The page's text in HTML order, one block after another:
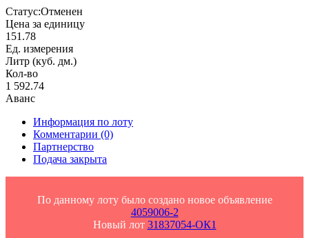
Статус:Отменен
Цена за единицу
151.78
Ед. измерения
Литр (куб. дм.)
Кол-во
1 592.74
Аванс
Информация по лоту
Комментарии (0)
Партнерство
Подача закрыта
По данному лоту было создано новое объявление
4059006-2
Новый лот 31837054-ОК1